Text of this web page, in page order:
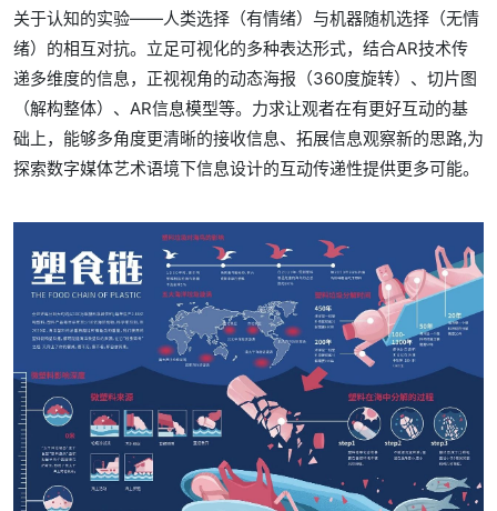
关于认知的实验——人类选择（有情绪）与机器随机选择（无情
绪）的相互对抗。立足可视化的多种表达形式，结合AR技术传
递多维度的信息，正视视角的动态海报（360度旋转）、切片图
（解构整体）、AR信息模型等。力求让观者在有更好互动的基
础上，能够多角度更清晰的接收信息、拓展信息观察新的思路,为
探索数字媒体艺术语境下信息设计的互动传递性提供更多可能。